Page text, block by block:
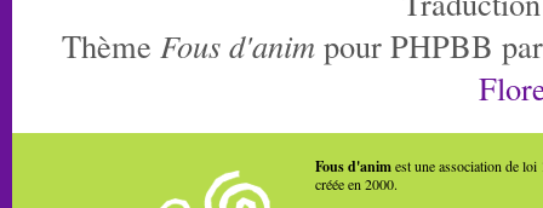
Thème Fous d'anim pour PHPBB
Fous d'animest une association de loi
créée en 2000.